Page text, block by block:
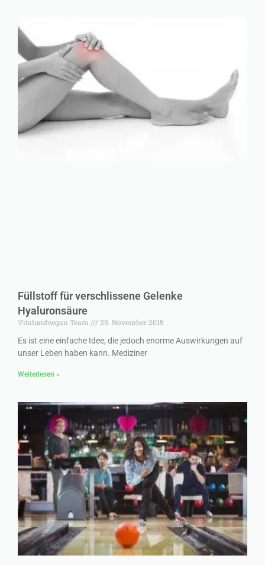
Füllstoff für verschlissene Gelenke
Hyaluronsäure
Vitalundvegan Team
29. November 2015
Es ist eine einfache Idee, die jedoch enorme Auswirkungen auf
unser Leben haben kann. Mediziner
Weiterlesen »